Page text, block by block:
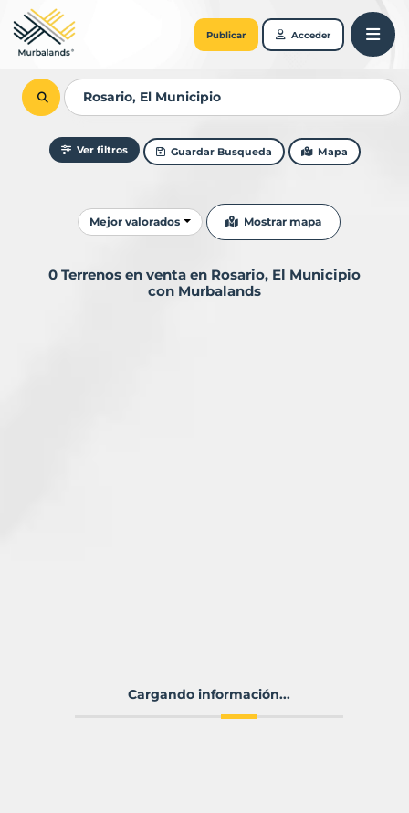
Publicar Acceder
Ver filtros Guardar Busqueda Mapa
Ordenar resultados
Mejor valorados Mostrar mapa
0 Terrenos en venta en Rosario, El Municipio
con Murbalands
Cargando información...